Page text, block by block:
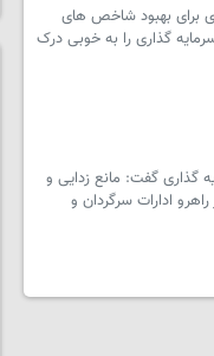
برای بهبود شاخص های
گذاری را به خوبی درک
گذاری گفت: مانع زدایی و
ادارات سرگردان و